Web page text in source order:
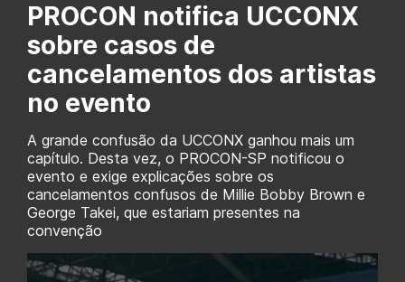
PROCON notifica UCCONX
sobre casos de
cancelamentos dos artistas
no evento
A grande confusão da UCCONX ganhou mais um
capítulo. Desta vez, o PROCON-SP notificou o
evento e exige explicações sobre os
cancelamentos confusos de Millie Bobby Brown e
George Takei, que estariam presentes na
convenção